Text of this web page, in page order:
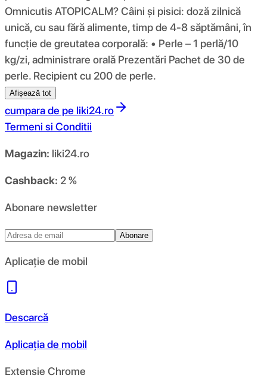
Omnicutis ATOPICALM? Câini și pisici: doză zilnică
unică, cu sau fără alimente, timp de 4-8 săptămâni, în
funcție de greutatea corporală: • Perle – 1 perlă/10
kg/zi, administrare orală Prezentări Pachet de 30 de
perle. Recipient cu 200 de perle.
Afișează tot
cumpara de pe liki24.ro
Termeni si Conditii
Magazin: liki24.ro
Cashback: 2 %
Abonare newsletter
Abonare
Aplicație de mobil
Descarcă
Aplicația de mobil
Extensie Chrome